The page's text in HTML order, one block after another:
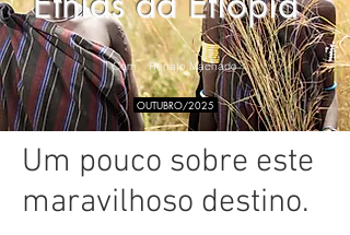
Com Renato Machado
OUTUBRO/2025
Um pouco sobre este
maravilhoso destino.